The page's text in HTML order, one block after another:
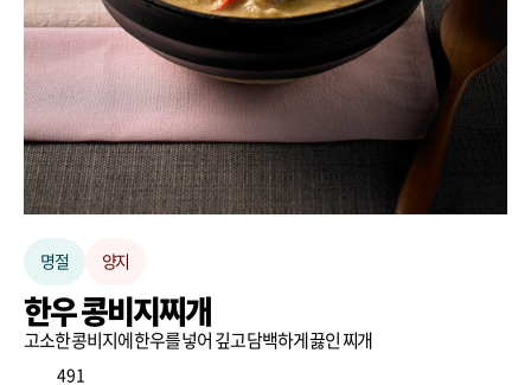
명절 양지
한우 콩비지찌개
고소한 콩비지에 한우를 넣어 깊고 담백하게 끓인 찌개
491